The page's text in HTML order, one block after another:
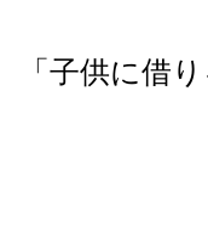
「子供に借